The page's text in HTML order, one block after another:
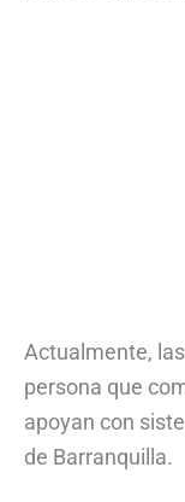
Actualmente,
persona que
apoyan con
de Barranquilla.